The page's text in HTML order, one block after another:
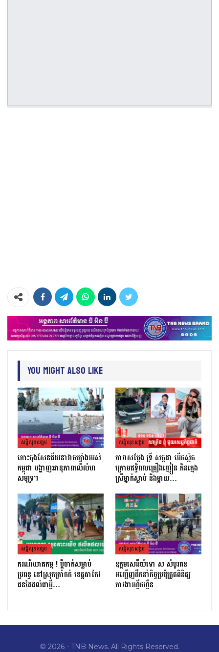
You Might Also Like
សន្តិសុខសង្គម
កោះកុងសែនជ័យនាវាចម្បាំងរបស់
កម្ពុជា បង្ហាញអានុភាពលើលំហ
សមុទ្រ។
សន្តិសុខសង្គម
តារាសម្ដែង ទ្រី សក្កដា បើកស្ថិត
ក្រោមឥទ្ធិពលគ្រឿងញៀន កិនក្មេង
ស្រីម្នាក់ស្លាប់ និងម្ដាយ…
សន្តិសុខសង្គម
ករណីឃាតកម្ម ! ប្ដីចាក់សម្លាប់
ប្រពន្ធ នៅស្រុកត្រាំកក់ ខេត្តតាកែវ
ជនដៃដល់ជាប្ដី…
សន្តិសុខសង្គម
ឧត្តមសេនីយ៍ទោ ស សំបូរធន
អញ្ជើញដឹកនាំកិច្ចប្រជុំត្រួតពិនិត្យ​
ការងារហ្វឹកហ្វឺន
© 2026 - TNB News. All Rights Reserved.